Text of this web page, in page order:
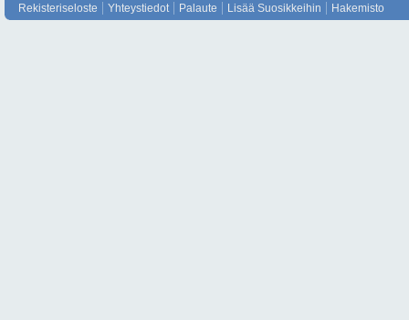
Rekisteriseloste Yhteystiedot Palaute Lisää Suosikkeihin Hakemisto